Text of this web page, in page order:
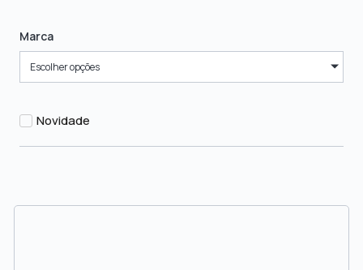
Marca
Escolher opções
Novidade